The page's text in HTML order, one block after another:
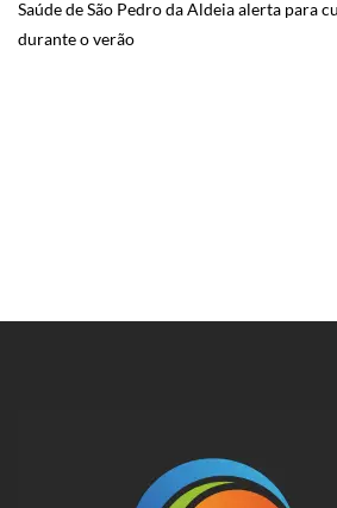
Saúde de São Pedro da Aldeia alerta para
durante o verão